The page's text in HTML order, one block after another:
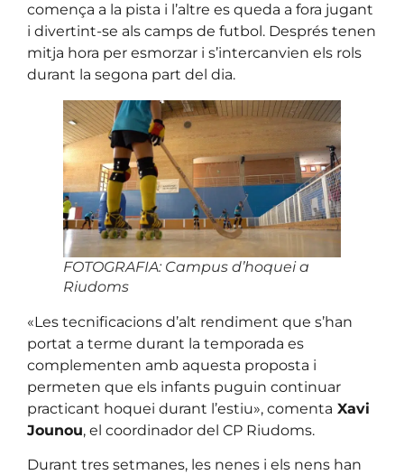
comença a la pista i l’altre es queda a fora jugant
i divertint-se als camps de futbol. Després tenen
mitja hora per esmorzar i s’intercanvien els rols
durant la segona part del dia.
FOTOGRAFIA: Campus d’hoquei a
Riudoms
«Les tecnificacions d’alt rendiment que s’han
portat a terme durant la temporada es
complementen amb aquesta proposta i
permeten que els infants puguin continuar
practicant hoquei durant l’estiu», comenta Xavi
Jounou, el coordinador del CP Riudoms.
Durant tres setmanes, les nenes i els nens han